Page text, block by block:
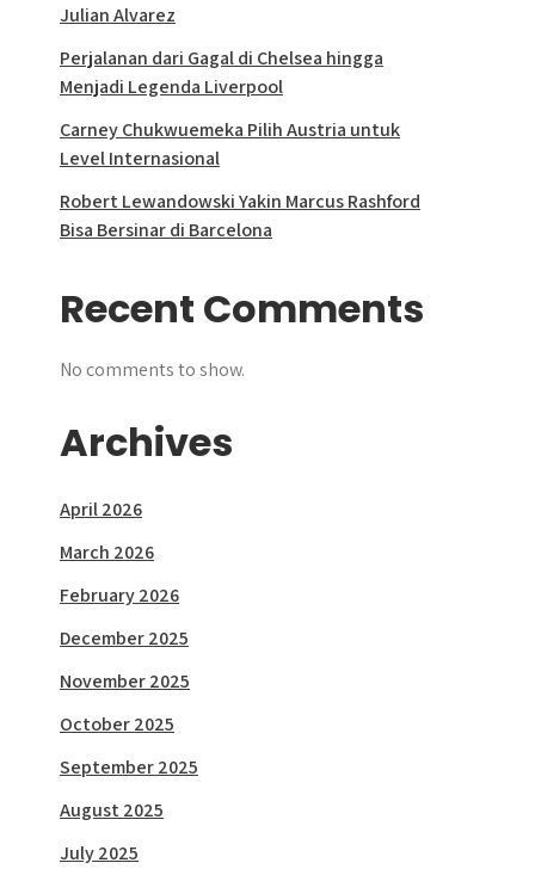
Julian Alvarez
Perjalanan dari Gagal di Chelsea hingga
Menjadi Legenda Liverpool
Carney Chukwuemeka Pilih Austria untuk
Level Internasional
Robert Lewandowski Yakin Marcus Rashford
Bisa Bersinar di Barcelona
Recent Comments
No comments to show.
Archives
April 2026
March 2026
February 2026
December 2025
November 2025
October 2025
September 2025
August 2025
July 2025